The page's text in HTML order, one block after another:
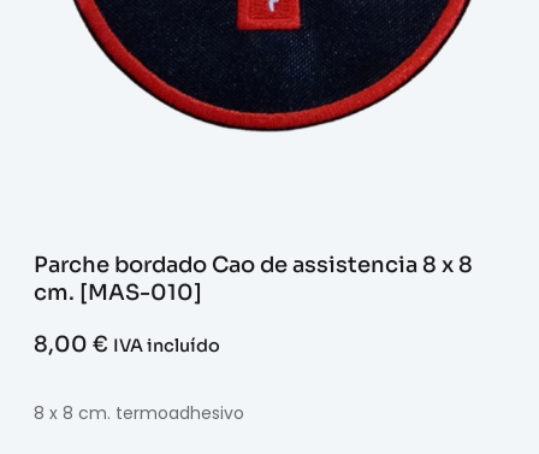
Parche bordado Cao de assistencia 8 x 8
cm. [MAS-010]
8,00 € IVA incluído
8 x 8 cm. termoadhesivo